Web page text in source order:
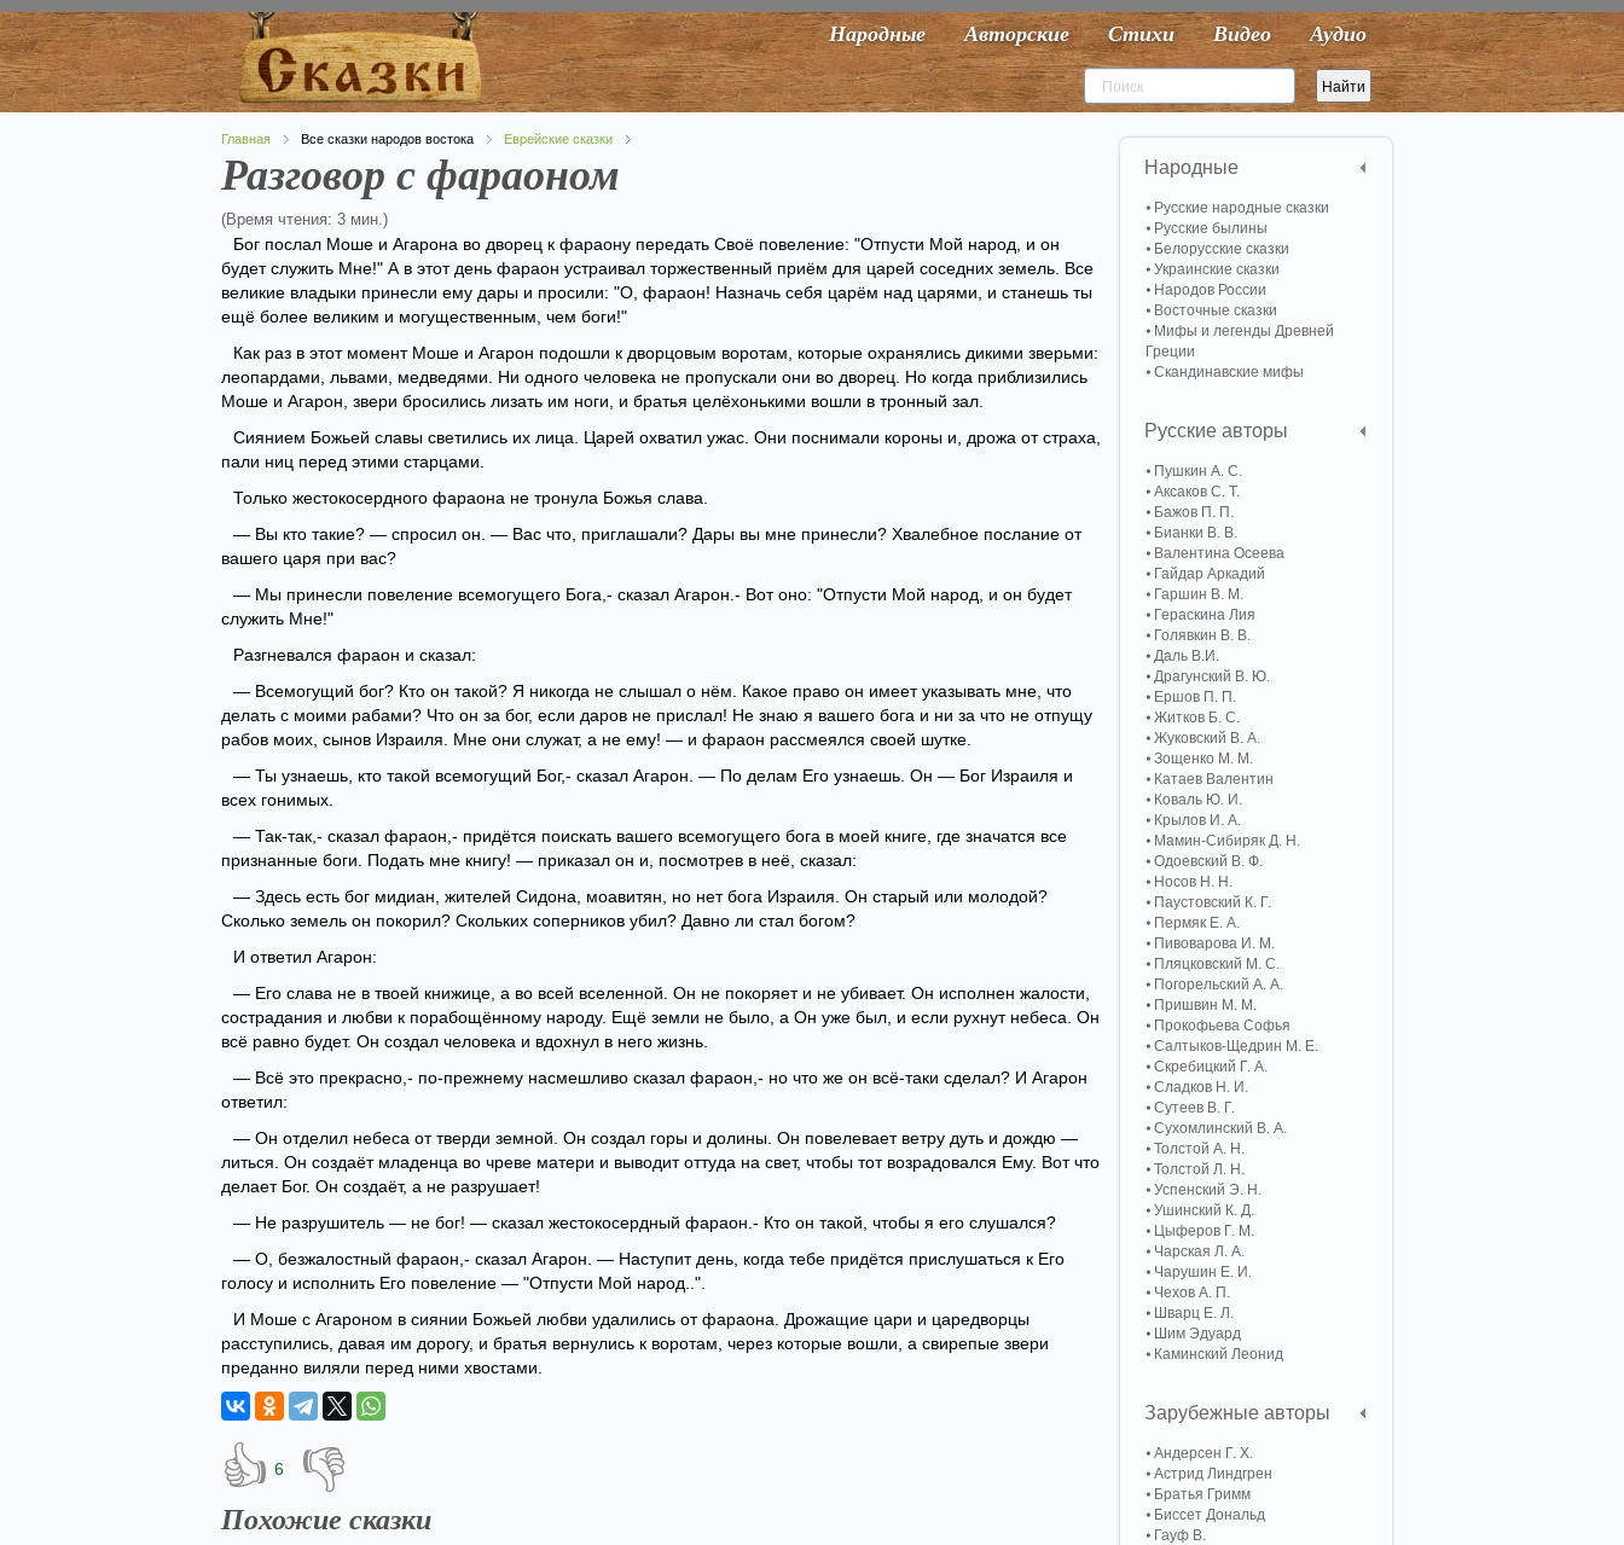
Народные Авторские Стихи Видео Аудио
Главная Все сказки народов востока Еврейские сказки
Разговор с фараоном
(Время чтения: 3 мин.)
Бог послал Моше и Агарона во дворец к фараону передать Своё повеление: "Отпусти Мой народ, и он
будет служить Мне!" А в этот день фараон устраивал торжественный приём для царей соседних земель. Все
великие владыки принесли ему дары и просили: "О, фараон! Назначь себя царём над царями, и станешь ты
ещё более великим и могущественным, чем боги!"
Как раз в этот момент Моше и Агарон подошли к дворцовым воротам, которые охранялись дикими зверьми:
леопардами, львами, медведями. Ни одного человека не пропускали они во дворец. Но когда приблизились
Моше и Агарон, звери бросились лизать им ноги, и братья целёхонькими вошли в тронный зал.
Сиянием Божьей славы светились их лица. Царей охватил ужас. Они поснимали короны и, дрожа от страха,
пали ниц перед этими старцами.
Только жестокосердного фараона не тронула Божья слава.
— Вы кто такие? — спросил он. — Вас что, приглашали? Дары вы мне принесли? Хвалебное послание от
вашего царя при вас?
— Мы принесли повеление всемогущего Бога,- сказал Агарон.- Вот оно: "Отпусти Мой народ, и он будет
служить Мне!"
Разгневался фараон и сказал:
— Всемогущий бог? Кто он такой? Я никогда не слышал о нём. Какое право он имеет указывать мне, что
делать с моими рабами? Что он за бог, если даров не прислал! Не знаю я вашего бога и ни за что не отпущу
рабов моих, сынов Израиля. Мне они служат, а не ему! — и фараон рассмеялся своей шутке.
— Ты узнаешь, кто такой всемогущий Бог,- сказал Агарон. — По делам Его узнаешь. Он — Бог Израиля и
всех гонимых.
— Так-так,- сказал фараон,- придётся поискать вашего всемогущего бога в моей книге, где значатся все
признанные боги. Подать мне книгу! — приказал он и, посмотрев в неё, сказал:
— Здесь есть бог мидиан, жителей Сидона, моавитян, но нет бога Израиля. Он старый или молодой?
Сколько земель он покорил? Скольких соперников убил? Давно ли стал богом?
И ответил Агарон:
— Его слава не в твоей книжице, а во всей вселенной. Он не покоряет и не убивает. Он исполнен жалости,
сострадания и любви к порабощённому народу. Ещё земли не было, а Он уже был, и если рухнут небеса. Он
всё равно будет. Он создал человека и вдохнул в него жизнь.
— Всё это прекрасно,- по-прежнему насмешливо сказал фараон,- но что же он всё-таки сделал? И Агарон
ответил:
— Он отделил небеса от тверди земной. Он создал горы и долины. Он повелевает ветру дуть и дождю —
литься. Он создаёт младенца во чреве матери и выводит оттуда на свет, чтобы тот возрадовался Ему. Вот что
делает Бог. Он создаёт, а не разрушает!
— Не разрушитель — не бог! — сказал жестокосердный фараон.- Кто он такой, чтобы я его слушался?
— О, безжалостный фараон,- сказал Агарон. — Наступит день, когда тебе придётся прислушаться к Его
голосу и исполнить Его повеление — "Отпусти Мой народ..".
И Моше с Агароном в сиянии Божьей любви удалились от фараона. Дрожащие цари и царедворцы
расступились, давая им дорогу, и братья вернулись к воротам, через которые вошли, а свирепые звери
преданно виляли перед ними хвостами.
👍 6 👎
Похожие сказки
Народные
Русские народные сказки
Русские былины
Белорусские сказки
Украинские сказки
Народов России
Восточные сказки
Мифы и легенды Древней
Греции
Скандинавские мифы
Русские авторы
Пушкин А. С.
Аксаков С. Т.
Бажов П. П.
Бианки В. В.
Валентина Осеева
Гайдар Аркадий
Гаршин В. М.
Гераскина Лия
Голявкин В. В.
Даль В.И.
Драгунский В. Ю.
Ершов П. П.
Житков Б. С.
Жуковский В. А.
Зощенко М. М.
Катаев Валентин
Коваль Ю. И.
Крылов И. А.
Мамин-Сибиряк Д. Н.
Одоевский В. Ф.
Носов Н. Н.
Паустовский К. Г.
Пермяк Е. А.
Пивоварова И. М.
Пляцковский М. С.
Погорельский А. A.
Пришвин М. М.
Прокофьева Софья
Салтыков-Щедрин М. Е.
Скребицкий Г. А.
Сладков Н. И.
Сутеев В. Г.
Сухомлинский В. А.
Толстой А. Н.
Толстой Л. Н.
Успенский Э. Н.
Ушинский К. Д.
Цыферов Г. М.
Чарская Л. А.
Чарушин Е. И.
Чехов А. П.
Шварц Е. Л.
Шим Эдуард
Каминский Леонид
Зарубежные авторы
Андерсен Г. Х.
Астрид Линдгрен
Братья Гримм
Биссет Дональд
Гауф В.